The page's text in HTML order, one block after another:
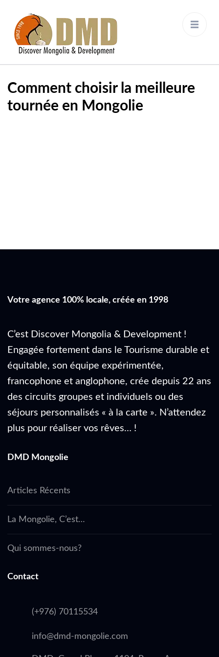
Comment choisir la meilleure
tournée en Mongolie
Votre agence 100% locale, créée en 1998
C’est Discover Mongolia & Development !
Engagée fortement dans le Tourisme durable et
équitable, son équipe expérimentée,
francophone et anglophone, crée depuis 22 ans
des circuits groupes et individuels ou des
séjours personnalisés « à la carte ». N’attendez
plus pour réaliser vos rêves… !
DMD Mongolie
Articles Récents
La Mongolie, C’est…
Qui sommes-nous?
Contact
(+976) 70115534
info@dmd-mongolie.com